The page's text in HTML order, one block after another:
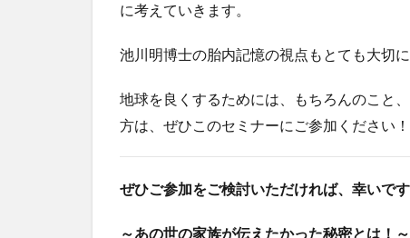
に考えていきます。
池川明博士の胎内記憶の視点もとても大切に
地球を良くするためには、もちろんのこと
方は、ぜひこのセミナーにご参加ください！
ぜひご参加をご検討いただければ、幸いです
～あの世の家族が伝えたかった秘密とは！～